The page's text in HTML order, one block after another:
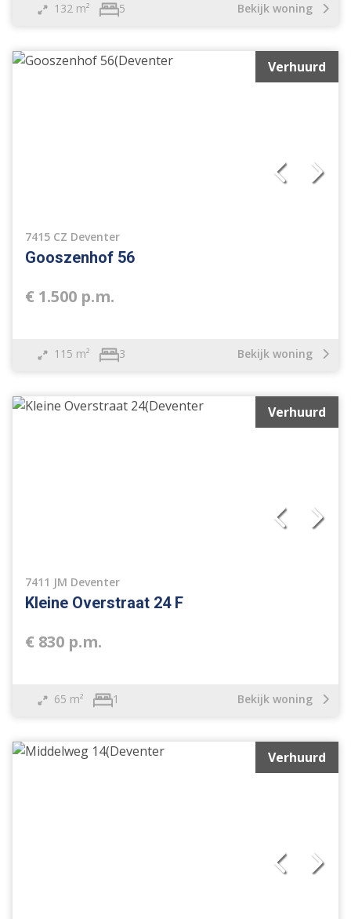
132 m² 5 Bekijk woning
Verhuurd
7415 CZ Deventer
Gooszenhof 56
€ 1.500 p.m.
115 m² 3 Bekijk woning
Verhuurd
7411 JM Deventer
Kleine Overstraat 24 F
€ 830 p.m.
65 m² 1 Bekijk woning
Verhuurd